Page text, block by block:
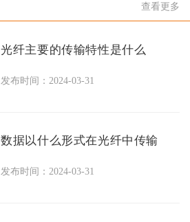
查看更多
光纤主要的传输特性是什么
发布时间：2024-03-31
数据以什么形式在光纤中传输
发布时间：2024-03-31